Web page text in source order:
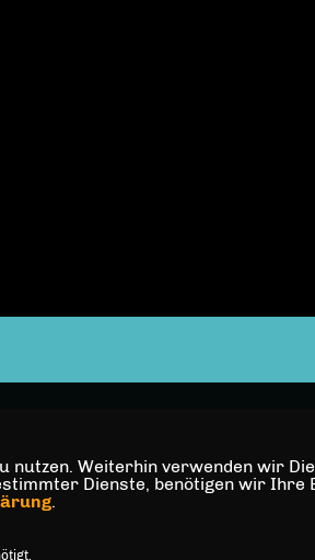
nutzen. Weiterhin verwenden wir
Dienste, benötigen wir Ihre
.